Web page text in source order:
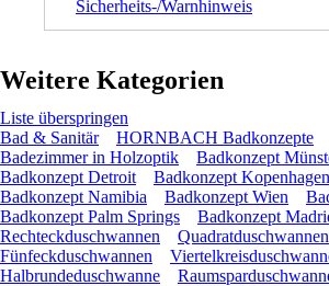
Sicherheits-/Warnhinweis
Weitere Kategorien
Liste überspringen
Bad & Sanitär
HORNBACH Badkonzepte
Badezimmer in Holzoptik
Badkonzept
Badkonzept Detroit
Badkonzept Kopenhagen
Badkonzept Namibia
Badkonzept Wien
Badkonzept Palm Springs
Badkonzept
Rechteckduschwannen
Quadratduschwannen
Fünfeckduschwannen
Halbrundeduschwanne